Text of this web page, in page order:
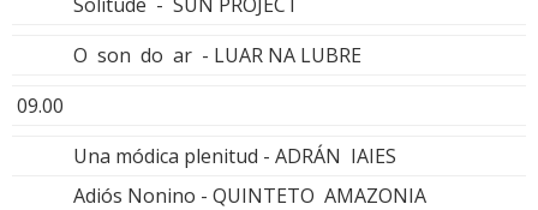
O son do ar - LUAR NA LUBRE
09.00
Una módica plenitud - ADRÁN IAIES
Adiós Nonino - QUINTETO AMAZONIA